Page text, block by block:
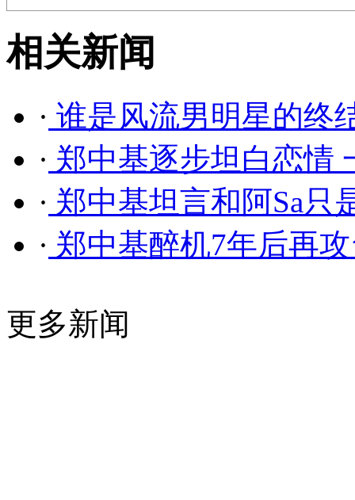
相关新闻
· 谁是风流男明星的终
· 郑中基逐步坦白恋情
· 郑中基坦言和阿Sa只
· 郑中基醉机7年后再
更多新闻